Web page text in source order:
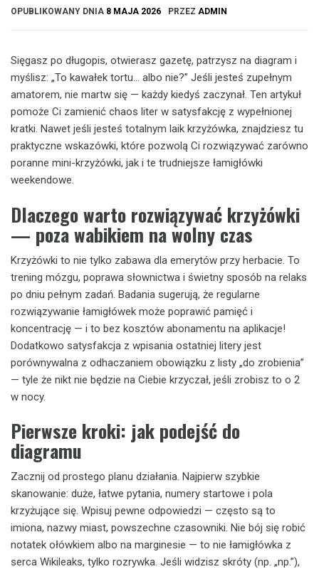
OPUBLIKOWANY DNIA 8 MAJA 2026 PRZEZ ADMIN
Sięgasz po długopis, otwierasz gazetę, patrzysz na diagram i
myślisz: „To kawałek tortu… albo nie?” Jeśli jesteś zupełnym
amatorem, nie martw się — każdy kiedyś zaczynał. Ten artykuł
pomoże Ci zamienić chaos liter w satysfakcję z wypełnionej
kratki. Nawet jeśli jesteś totalnym laik krzyżówka, znajdziesz tu
praktyczne wskazówki, które pozwolą Ci rozwiązywać zarówno
poranne mini-krzyżówki, jak i te trudniejsze łamigłówki
weekendowe.
Dlaczego warto rozwiązywać krzyżówki
— poza wabikiem na wolny czas
Krzyżówki to nie tylko zabawa dla emerytów przy herbacie. To
trening mózgu, poprawa słownictwa i świetny sposób na relaks
po dniu pełnym zadań. Badania sugerują, że regularne
rozwiązywanie łamigłówek może poprawić pamięć i
koncentrację — i to bez kosztów abonamentu na aplikacje!
Dodatkowo satysfakcja z wpisania ostatniej litery jest
porównywalna z odhaczaniem obowiązku z listy „do zrobienia”
— tyle że nikt nie będzie na Ciebie krzyczał, jeśli zrobisz to o 2
w nocy.
Pierwsze kroki: jak podejść do
diagramu
Zacznij od prostego planu działania. Najpierw szybkie
skanowanie: duże, łatwe pytania, numery startowe i pola
krzyżujące się. Wpisuj pewne odpowiedzi — często są to
imiona, nazwy miast, powszechne czasowniki. Nie bój się robić
notatek ołówkiem albo na marginesie — to nie łamigłówka z
serca Wikileaks, tylko rozrywka. Jeśli widzisz skróty (np. „np.”),